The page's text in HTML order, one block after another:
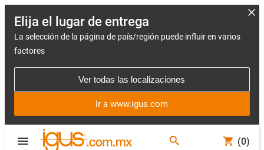
Elija el lugar de entrega
La selección de la página de país/región puede influir en varios
factores
Ver todas las localizaciones
Ir a www.igus.com
(0)